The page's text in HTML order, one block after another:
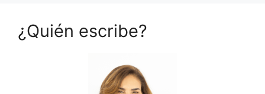
¿Quién escribe?